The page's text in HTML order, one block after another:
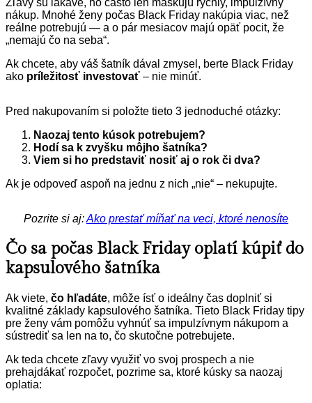
Zľavy sú lákavé, no často len maskujú rýchly, impulzívny
nákup. Mnohé ženy počas Black Friday nakúpia viac, než
reálne potrebujú — a o pár mesiacov majú opäť pocit, že
„nemajú čo na seba“.
Ak chcete, aby váš šatník dával zmysel, berte Black Friday
ako príležitosť investovať – nie minúť.
Pred nakupovaním si položte tieto 3 jednoduché otázky:
Naozaj tento kúsok potrebujem?
Hodí sa k zvyšku môjho šatníka?
Viem si ho predstaviť nosiť aj o rok či dva?
Ak je odpoveď aspoň na jednu z nich „nie“ – nekupujte.
Pozrite si aj:Ako prestať míňať na veci, ktoré nenosíte
Čo sa počas Black Friday oplatí kúpiť do
kapsulového šatníka
Ak viete, čo hľadáte, môže ísť o ideálny čas doplniť si
kvalitné základy kapsulového šatníka. Tieto Black Friday tipy
pre ženy vám pomôžu vyhnúť sa impulzívnym nákupom a
sústrediť sa len na to, čo skutočne potrebujete.
Ak teda chcete zľavy využiť vo svoj prospech a nie
prehajdákať rozpočet, pozrime sa, ktoré kúsky sa naozaj
oplatia: